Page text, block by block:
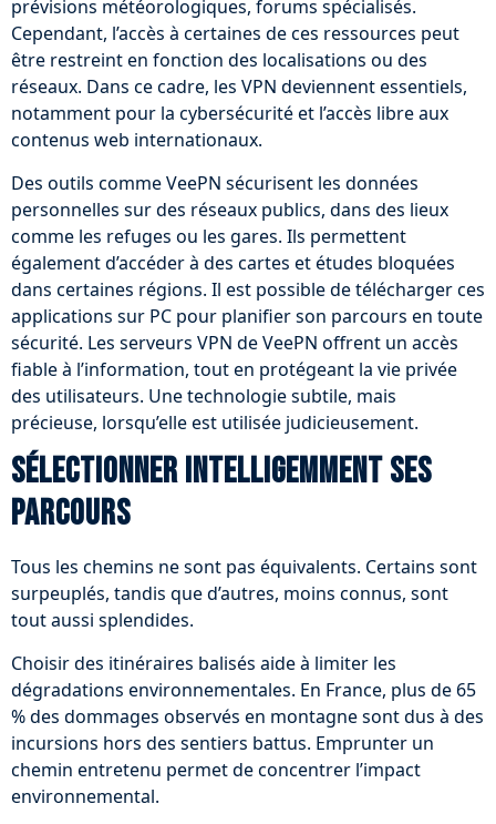
prévisions météorologiques, forums spécialisés.
Cependant, l’accès à certaines de ces ressources peut
être restreint en fonction des localisations ou des
réseaux. Dans ce cadre, les VPN deviennent essentiels,
notamment pour la cybersécurité et l’accès libre aux
contenus web internationaux.
Des outils comme VeePN sécurisent les données
personnelles sur des réseaux publics, dans des lieux
comme les refuges ou les gares. Ils permettent
également d’accéder à des cartes et études bloquées
dans certaines régions. Il est possible de télécharger ces
applications sur PC pour planifier son parcours en toute
sécurité. Les serveurs VPN de VeePN offrent un accès
fiable à l’information, tout en protégeant la vie privée
des utilisateurs. Une technologie subtile, mais
précieuse, lorsqu’elle est utilisée judicieusement.
Sélectionner intelligemment ses
parcours
Tous les chemins ne sont pas équivalents. Certains sont
surpeuplés, tandis que d’autres, moins connus, sont
tout aussi splendides.
Choisir des itinéraires balisés aide à limiter les
dégradations environnementales. En France, plus de 65
% des dommages observés en montagne sont dus à des
incursions hors des sentiers battus. Emprunter un
chemin entretenu permet de concentrer l’impact
environnemental.